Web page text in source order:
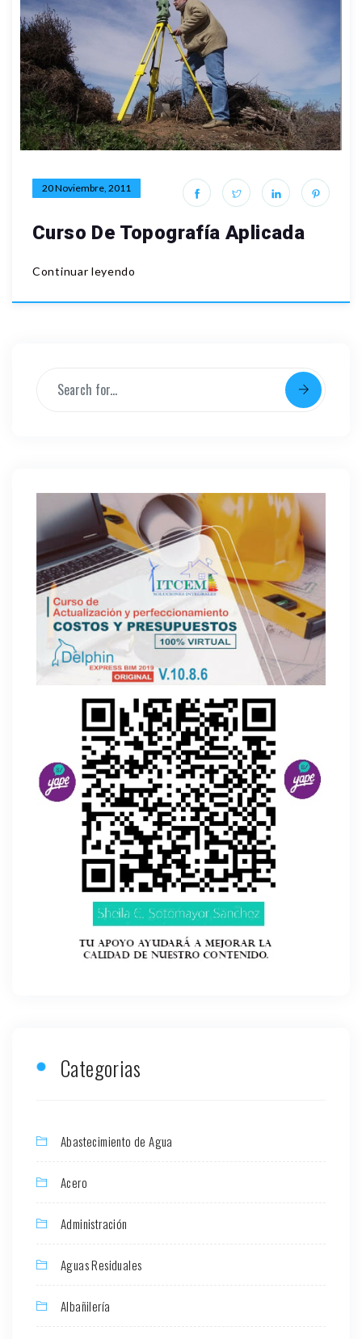
20 Noviembre, 2011
Curso De Topografía Aplicada
Continuar leyendo
Categorias
Abastecimiento de Agua
Acero
Administración
Aguas Residuales
Albañilería